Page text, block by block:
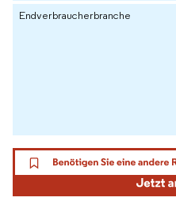
Endverbraucherbranche